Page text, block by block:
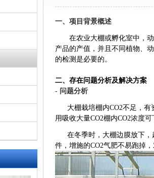
一、项目背景概述
在农业大棚或孵化室中，动
产品的产值，并且不同植物、
的检测是必要的。
二、存在问题分析及解决方案
- 问题分析
大棚栽培棚内CO2不足，有
用吸收大量CO2棚内CO2浓度
在冬季时，大棚边膜放下，
件，增施的CO2气肥不易跑掉